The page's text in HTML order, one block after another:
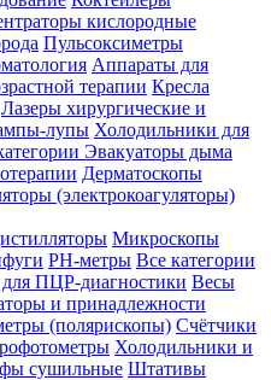
кислородные
Пульсоксиметры
Аппараты для
терапии Кресла
Лазеры хирургические и
лупы Холодильники для
Эвакуаторы дыма
Дерматоскопы
(электрокоагуляторы)
Микроскопы
PH-метры Все категории
ПЦР-диагностики Весы
и принадлежности
(полярископы) Счётчики
Холодильники и
сушильные Штативы